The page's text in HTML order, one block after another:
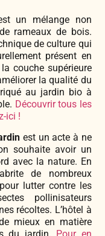
un mélange non
rameaux de bois.
de culture qui
présent en
couche supérieure
la qualité du
au jardin bio à
Découvrir tous les
ici !
est un acte à ne
souhaite avoir un
avec la nature. En
de nombreux
lutter contre les
pollinisateurs
récoltes. L’hôtel à
mieux en matière